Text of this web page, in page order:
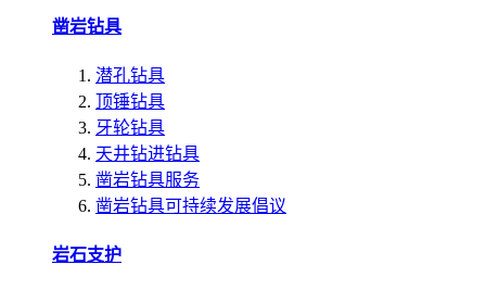
凿岩钻具
潜孔钻具
顶锤钻具
牙轮钻具
天井钻进钻具
凿岩钻具服务
凿岩钻具可持续发展倡议
岩石支护